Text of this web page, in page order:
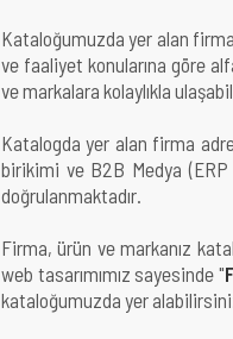
Kataloğumuzda yer alan
ve faaliyet konularına göre
ve markalara kolaylıkla
Katalogda yer alan firma
birikimi ve B2B Medya (ERP
doğrulanmaktadır.
Firma, ürün ve markanız
web tasarımımız sayesinde "
kataloğumuzda yer